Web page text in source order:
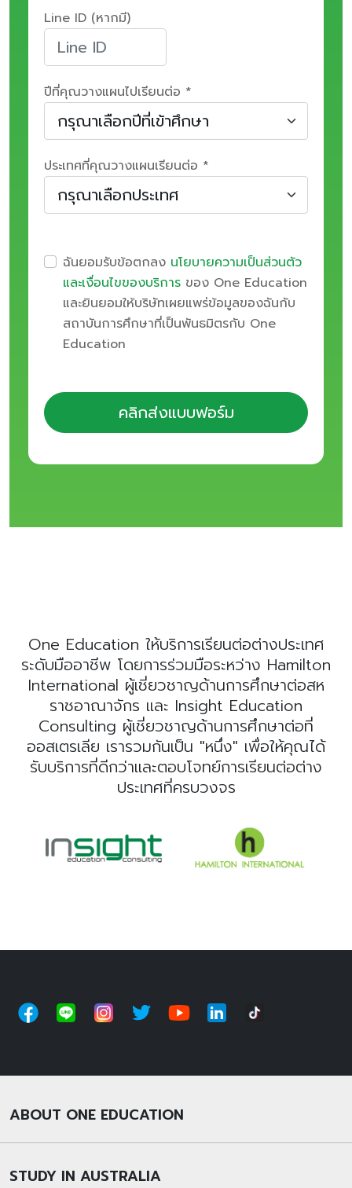
Line ID (หากมี)
ปีที่คุณวางแผนไปเรียนต่อ *
ประเทศที่คุณวางแผนเรียนต่อ *
ฉันยอมรับข้อตกลง นโยบายความเป็นส่วนตัว
และเงื่อนไขของบริการ ของ One Education
และยินยอมให้บริษัทเผยแพร่ข้อมูลของฉันกับ
สถาบันการศึกษาที่เป็นพันธมิตรกับ One
Education
คลิกส่งแบบฟอร์ม
One Education ให้บริการเรียนต่อต่างประเทศ
ระดับมืออาชีพ โดยการร่วมมือระหว่าง Hamilton
International ผู้เชี่ยวชาญด้านการศึกษาต่อสห
ราชอาณาจักร และ Insight Education
Consulting ผู้เชี่ยวชาญด้านการศึกษาต่อที่
ออสเตรเลีย เรารวมกันเป็น "หนึ่ง" เพื่อให้คุณได้
รับบริการที่ดีกว่าและตอบโจทย์การเรียนต่อต่าง
ประเทศที่ครบวงจร
ABOUT ONE EDUCATION
STUDY IN AUSTRALIA